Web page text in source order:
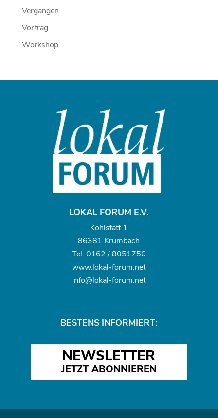
Vergangen
Vortrag
Workshop
LOKAL FORUM E.V.
Kohlstatt 1
86381 Krumbach
Tel. 0162 / 8051750
www.lokal-forum.net
info@lokal-forum.net
BESTENS INFORMIERT:
NEWSLETTER
JETZT ABONNIEREN